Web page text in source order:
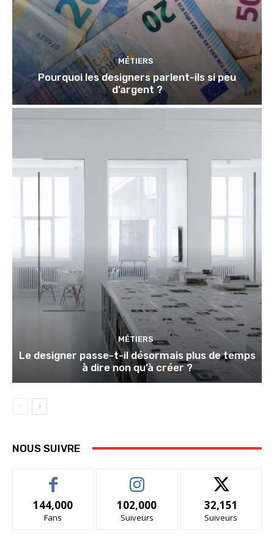
MÉTIERS
Pourquoi les designers parlent-ils si peu
d’argent ?
MÉTIERS
Le designer passe-t-il désormais plus de temps
à dire non qu’à créer ?
NOUS SUIVRE
144,000
Fans
102,000
Suiveurs
32,151
Suiveurs